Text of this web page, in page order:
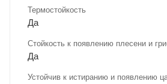
Термостойкость
Да
Стойкость к появлению плесени и
Да
Устойчив к истиранию и появлению